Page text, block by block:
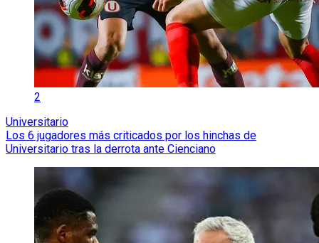
2
Universitario
Los 6 jugadores más criticados por los hinchas de
Universitario tras la derrota ante Cienciano